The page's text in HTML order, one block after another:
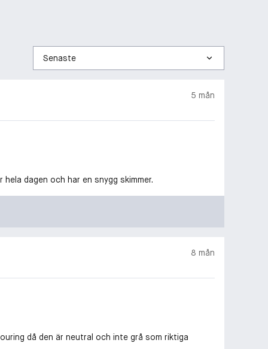
Sortera
efter
5 mån
dagen och har en snygg skimmer.
8 mån
då den är neutral och inte grå som riktiga